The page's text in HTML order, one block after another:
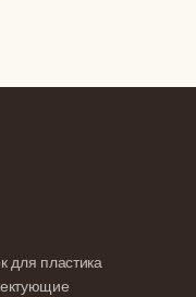
для пластика